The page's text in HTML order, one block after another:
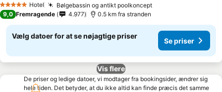
5 Stjerner Hotel Bølgebassin og antikt poolkoncept
9,0 Fremragende 4.977 0.5 km fra stranden
Vælg datoer for at se nøjagtige priser
Se priser
Vis flere
De priser og ledige datoer, vi modtager fra bookingsider, ændrer sig
hele tiden. Det betyder, at du ikke altid kan finde præcis det samme